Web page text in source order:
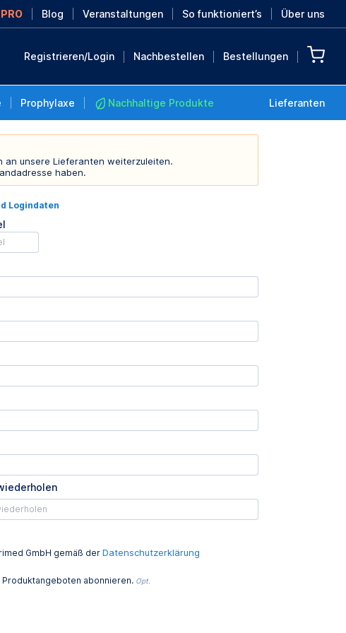
Blog Veranstaltungen So funktioniert’s Über uns
Registrieren/Login Nachbestellen Bestellungen
Prophylaxe Nachhaltige Produkte Lieferanten
MEHR ENTDECKEN
an unsere Lieferanten weiterzuleiten.
haben.
Logindaten
GmbH gemäß der Datenschutzerklärung
abonnieren. Opt.